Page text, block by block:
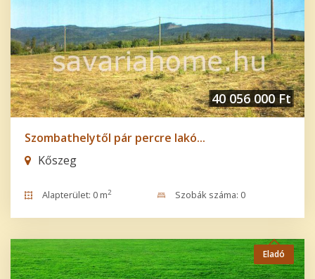
40 056 000 Ft
Szombathelytől pár percre lakó...
Kőszeg
Alapterület: 0 m2 Szobák száma: 0
Eladó